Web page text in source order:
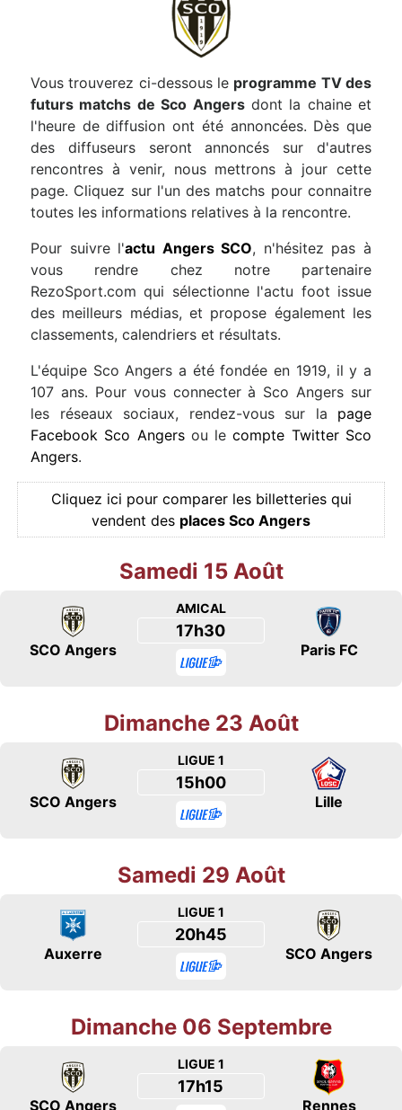
Vous trouverez ci-dessous le programme TV des
futurs matchs de Sco Angersdont la chaine et
l'heure de diffusion ont été annoncées. Dès que
des diffuseurs seront annoncés sur d'autres
rencontres à venir, nous mettrons à jour cette
page. Cliquez sur l'un des matchs pour connaitre
toutes les informations relatives à la rencontre.
Pour suivre l'actu Angers SCO, n'hésitez pas à
vous rendre chez notre partenaire
RezoSport.com qui sélectionne l'actu foot issue
des meilleurs médias, et propose également les
classements, calendriers et résultats.
L'équipe Sco Angers a été fondée en 1919, il y a
107 ans. Pour vous connecter à Sco Angers sur
les réseaux sociaux, rendez-vous sur la page
Facebook Sco Angersou lecompte Twitter Sco
Angers.
Cliquez ici pour comparer les billetteries qui
vendent des places Sco Angers
Samedi 15 Août
SCO Angers
AMICAL
17h30
Paris FC
Dimanche 23 Août
SCO Angers
LIGUE 1
15h00
Lille
Samedi 29 Août
Auxerre
LIGUE 1
20h45
SCO Angers
Dimanche 06 Septembre
SCO Angers
LIGUE 1
17h15
Rennes